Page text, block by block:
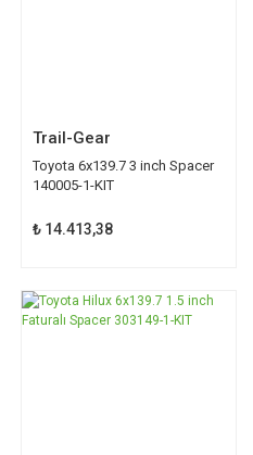
Trail-Gear
Toyota 6x139.7 3 inch Spacer
140005-1-KIT
₺ 14.413,38